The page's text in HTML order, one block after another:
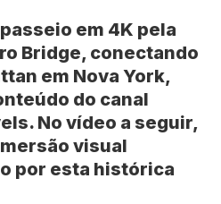
em 4K pela
Bridge, conectando
em Nova York,
do canal
. No vídeo a seguir,
visual
por esta histórica